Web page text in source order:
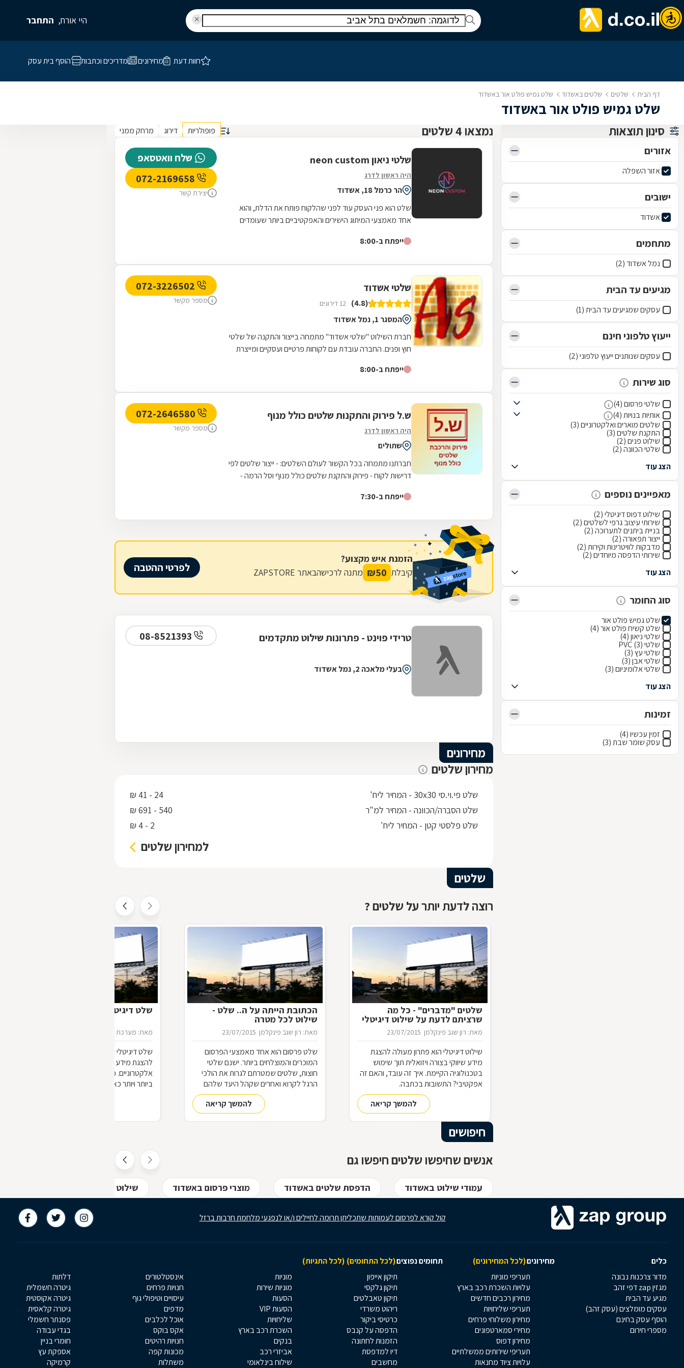
היי אורח, התחבר
חוות דעת מחירונים מדריכים וכתבות הוסף בית עסק
דף הבית שלטים שלטים באשדוד שלט גמיש פולט אור באשדוד
שלט גמיש פולט אור באשדוד
סינון תוצאות
אזורים
אזור השפלה
ישובים
אשדוד
מתחמים
נמל אשדוד (2)
מגיעים עד הבית
עסקים שמגיעים עד הבית (1)
ייעוץ טלפוני חינם
עסקים שנותנים ייעוץ טלפוני (2)
סוג שירות
שלטי פרסום (4)
אותיות בנויות (4)
שלטים מוארים ואלקטרוניים (3)
התקנת שלטים (3)
שילוט פנים (2)
שלטי הכוונה (2)
הצג עוד
מאפיינים נוספים
שילוט דפוס דיגיטלי (2)
שירותי עיצוב גרפי לשלטים (2)
בניית ביתנים לתערוכה (2)
ייצור תפאורה (2)
מדבקות לוויטרינות וקירות (2)
שירותי הדפסה מיוחדים (2)
הצג עוד
סוג החומר
שלט גמיש פולט אור
שלט קשיח פולט אור (4)
שלטי ניאון (4)
שלטי PVC (3)
שלטי עץ (3)
שלטי אבן (3)
שלטי אלומיניום (3)
הצג עוד
זמינות
זמין עכשיו (4)
עסק שומר שבת (3)
נמצאו 4 שלטים פופולריות דירוג מרחק ממני
שלטי ניאון neon custom
היה ראשון לדרג
הר כרמל 18, אשדוד
שלט הוא פני העסק עוד לפני שהלקוח פותח את הדלת, והוא
אחד מאמצעי המיתוג הישירים והאפקטיביים ביותר שעומדים
ייפתח ב-8:00
שלח וואטסאפ
יצירת קשר
שלטי אשדוד
(4.8) 12 דירוגים
המסגר 1, נמל אשדוד
חברת השילוט "שלטי אשדוד" מתמחה בייצור והתקנה של שלטי
חוץ ופנים. החברה עובדת עם לקוחות פרטיים ועסקיים ומייצרת
ייפתח ב-8:00
מספר מקשר
ש.ל פירוק והתקנות שלטים כולל מנוף
היה ראשון לדרג
שתולים
חברתנו מתמחה בכל הקשור לעולם השלטים: - ייצור שלטים לפי
דרישות לקוח - פירוק והתקנת שלטים כולל מנוף וסל הרמה -
ייפתח ב-7:30
מספר מקשר
הזמנת איש מקצוע?
קיבלת 50
₪ מתנה לרכישהבאתר ZAPSTORE לפרטי ההטבה
טרידי פוינט - פתרונות שילוט מתקדמים
בעלי מלאכה 2, נמל אשדוד
מחירונים
מחירון שלטים
שלט פי.וי.סי 30x30 - המחיר ליח'
24 - 41 ₪
שלט הסברה/הכוונה - המחיר למ"ר
540 - 691 ₪
שלט פלסטי קטן - המחיר ליח'
2 - 4 ₪
למחירון שלטים
שלטים
רוצה לדעת יותר על שלטים ?
שלטים "מדברים" - כל מה
שרציתם לדעת על שילוט דיגיטלי
מאת: רון שגב פינקלמן 23/07/2015
שילוט דיגיטלי הוא פתרון מעולה להצגת
מידע שיווקי בצורה ויזואלית תוך שימוש
בטכנולוגיה הקיימת. איך זה עובד, והאם זה
אפקטיבי? התשובות בכתבה.
להמשך קריאה
הכתובת הייתה על ה.. שלט -
שילוט לכל מטרה
מאת: רון שגב פינקלמן 23/07/2015
שלט פרסום הוא אחד מאמצעי הפרסום
המוכרים והמוצלחים ביותר. ישנם שלטי
חוצות, שלטים שמטרתם לגרות את הולכי
הרגל לקרוא ואחרים שקהל היעד שלהם
הוא דווקא הנהגים. אך אילו סוגי שלטים
קיימים, מה יתרונותיהם וכיצד תדעו, כבעלי
עסק, לבחור בשילוט המתאים לכם?
להמשך קריאה
שלט דיגיטלי
מאת: מערכת דפי זהב
שלט דיגיטלי הינו כל מסך או מתקן אחר
להצגת מידע ויזואלי תוך שימוש בכלים
אלקטרוניים. ככל שחולף הזמן אנו מוצפים
ביותר ויותר כאלה, וזה עוד כלום לעומת מה
חיפושים
אנשים שחיפשו שלטים חיפשו גם
עמודי שילוט באשדוד הדפסת שלטים באשדוד מוצרי פרסום באשדוד שילוט חוצות באשדוד
קול קורא לפרסום לעמותות שתכליתן תרומה לחיילים ו/או לנפגעי מלחמת חרבות ברזל
כלים מחירונים(לכל המחירונים) תחומים נפוצים(לכל התחומים) (לכל התגיות)
מדור צרכנות נבונה
מגזין zap דפי זהב
מגיע עד הבית
עסקים מומלצים (עסק זהב)
הוסף עסק בחינם
מספרי חירום
תעריפי מוניות
עלויות השכרת רכב בארץ
מחירון רכבים חדשים
תעריפי שליחויות
מחירון משלוחי פרחים
מחירי סמארטפונים
מחירון דפוס
תעריפי שירותים ממשלתיים
עלויות ציוד מחנאות
תיקון אייפון
תיקון גלקסי
תיקון טאבלטים
ריהוט משרדי
כרטיסי ביקור
הדפסה על קנבס
הזמנות לחתונה
דיו למדפסת
מחשבים
מוניות
מוניות שירות
הסעות
הסעות VIP
שליחויות
השכרת רכב בארץ
בנקים
אביזרי רכב
שילוח בינלאומי
אינסטלטורים
חנויות פרחים
עיסויים וטיפולי גוף
מדפים
אוכל לכלבים
אקס בוקס
חנויות רהיטים
מכונות קפה
משתלות
דלתות
גיטרה חשמלית
גיטרה אקוסטית
גיטרה קלאסית
פסנתר חשמלי
בגדי עבודה
חומרי בניין
אספקת עץ
קרמיקה